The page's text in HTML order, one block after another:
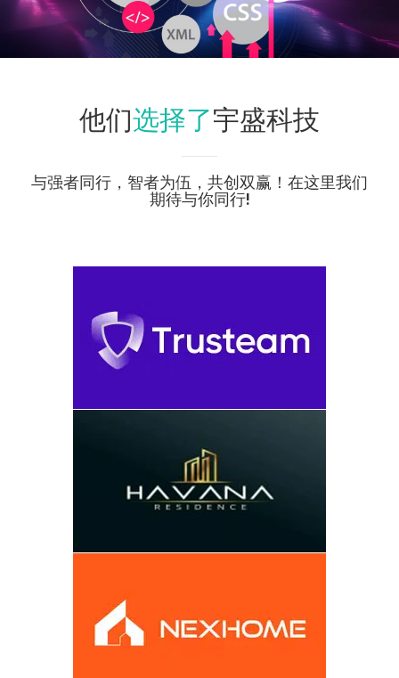
他们选择了宇盛科技
与强者同行，智者为伍，共创双赢！在这里我们
期待与你同行!